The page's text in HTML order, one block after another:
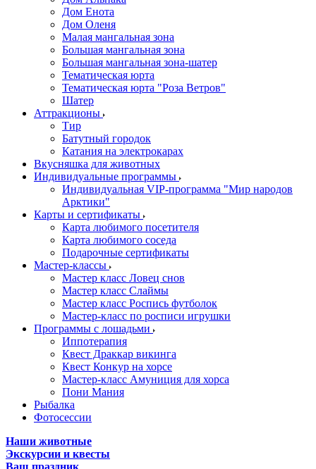
Дом Енота
Дом Оленя
Малая мангальная зона
Большая мангальная зона
Большая мангальная зона-шатер
Тематическая юрта
Тематическая юрта "Роза Ветров"
Шатер
Аттракционы
Тир
Батутный городок
Катания на электрокарах
Вкусняшка для животных
Индивидуальные программы
Индивидуальная VIP-программа "Мир народов
Арктики"
Карты и сертификаты
Карта любимого посетителя
Карта любимого соседа
Подарочные сертификаты
Мастер-классы
Мастер класс Ловец снов
Мастер класс Слаймы
Мастер класс Роспись футболок
Мастер-класс по росписи игрушки
Программы с лошадьми
Иппотерапия
Квест Драккар викинга
Квест Конкур на хорсе
Мастер-класс Амуниция для хорса
Пони Мания
Рыбалка
Фотосессии
Наши животные
Экскурсии и квесты
Ваш праздник